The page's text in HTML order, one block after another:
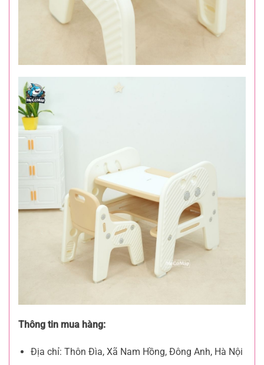
Thông tin mua hàng:
Địa chỉ: Thôn Đìa, Xã Nam Hồng, Đông Anh, Hà Nội